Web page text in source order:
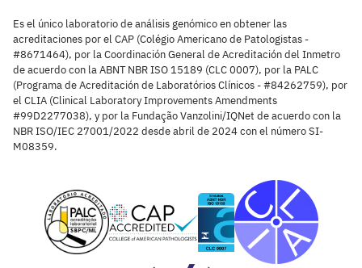
Es el único laboratorio de análisis genómico en obtener las
acreditaciones por el CAP (Colégio Americano de Patologistas -
#8671464), por la Coordinación General de Acreditación del Inmetro
de acuerdo con la ABNT NBR ISO 15189 (CLC 0007), por la PALC
(Programa de Acreditación de Laboratórios Clínicos - #84262759), por
el CLIA (Clinical Laboratory Improvements Amendments
#99D2277038), y por la Fundação Vanzolini/IQNet de acuerdo con la
NBR ISO/IEC 27001/2022 desde abril de 2024 con el número SI-
M08359.